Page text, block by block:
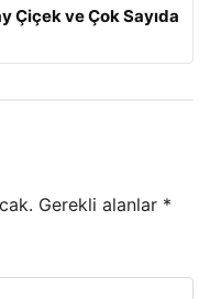
Çiçek ve Çok Sayıda
Gerekli alanlar *